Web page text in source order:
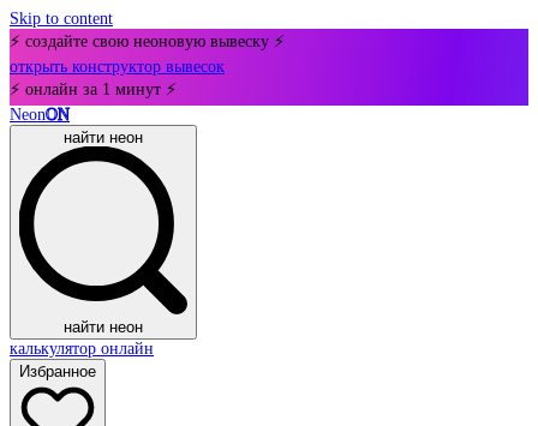
Skip to content
⚡ создайте свою неоновую вывеску ⚡
открыть конструктор вывесок
⚡ онлайн за 1 минут ⚡
NeonON
найти неон
найти неон
калькулятор онлайн
Избранное